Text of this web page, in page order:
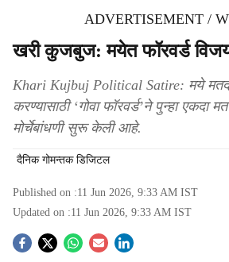
ADVERTISEMENT /
खरी कुजबुज: मयेत फॉरवर्ड
Khari Kujbuj Political Satire: मये
करण्यासाठी ‘गोवा फॉरवर्ड’ने पुन्हा एकदा
मोर्चेबांधणी सुरू केली आहे.
दैनिक गोमन्तक डिजिटल
Published on :11 Jun 2026, 9:33 AM IST
Updated on :11 Jun 2026, 9:33 AM IST
S